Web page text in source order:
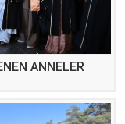
ANNELER